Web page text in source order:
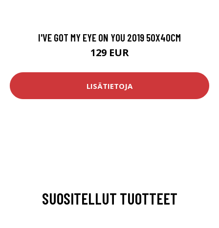
I'VE GOT MY EYE ON YOU 2019 50X40CM
129 EUR
LISÄTIETOJA
SUOSITELLUT TUOTTEET